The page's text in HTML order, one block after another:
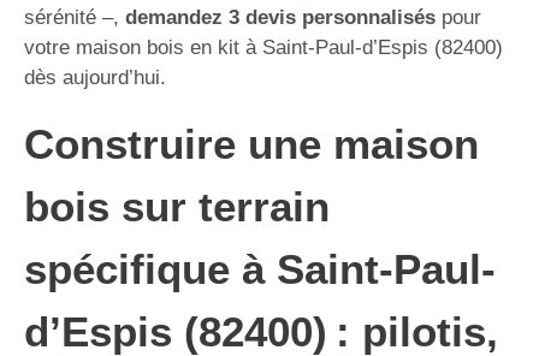
sérénité –, demandez 3 devis personnalisés pour
votre maison bois en kit à Saint-Paul-d’Espis (82400)
dès aujourd’hui.
Construire une maison
bois sur terrain
spécifique à Saint-Paul-
d’Espis (82400) : pilotis,